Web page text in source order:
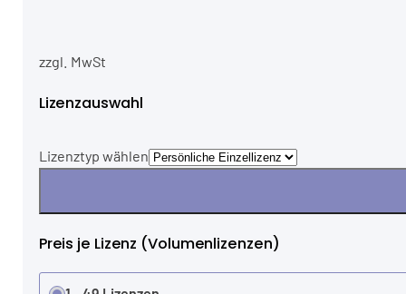
zzgl. MwSt
Lizenzauswahl
Lizenztyp wählen
Preis je Lizenz (Volumenlizenzen)